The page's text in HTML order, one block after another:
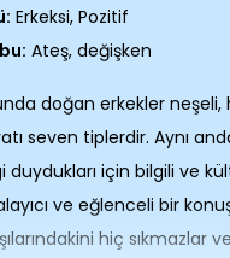
Erkeksi, Pozitif
Ateş, değişken
doğan erkekler neşeli,
seven tiplerdir. Aynı
duydukları için bilgili ve
ve eğlenceli bir
hiç sıkmazlar